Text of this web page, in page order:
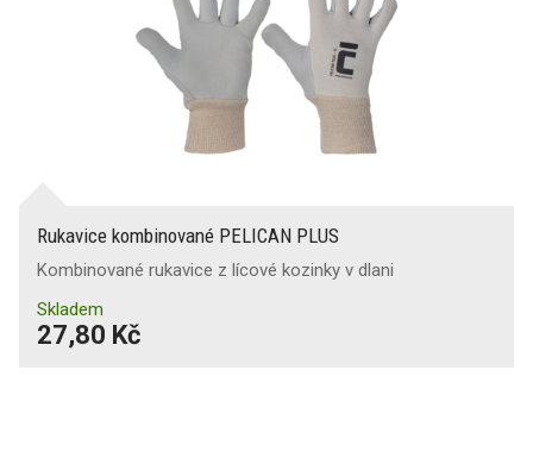
Rukavice kombinované PELICAN PLUS
Kombinované rukavice z lícové kozinky v dlani
Skladem
27,80 Kč